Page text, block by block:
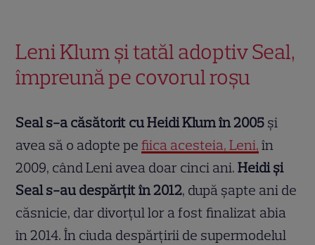
Leni Klum și tatăl adoptiv Seal,
împreună pe covorul roșu
Seal s-a căsătorit cu Heidi Klum în 2005 și
avea să o adopte pefiica acesteia, Leni, în
2009, când Leni avea doar cinci ani.Heidi și
Seal s-au despărțit în 2012, după șapte ani de
căsnicie, dar divorțul lor a fost finalizat abia
în 2014. În ciuda despărțirii de supermodelul